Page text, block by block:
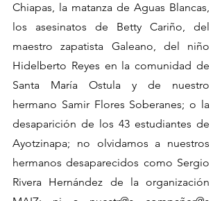
Chiapas, la matanza de Aguas Blancas,
los asesinatos de Betty Cariño, del
maestro zapatista Galeano, del niño
Hidelberto Reyes en la comunidad de
Santa María Ostula y de nuestro
hermano Samir Flores Soberanes; o la
desaparición de los 43 estudiantes de
Ayotzinapa; no olvidamos a nuestros
hermanos desaparecidos como Sergio
Rivera Hernández de la organización